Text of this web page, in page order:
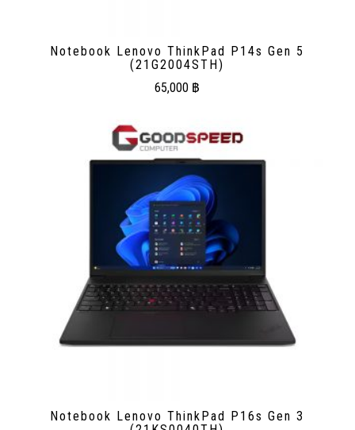
Notebook Lenovo ThinkPad P14s Gen 5
(21G2004STH)
65,000 ฿
Notebook Lenovo ThinkPad P16s Gen 3